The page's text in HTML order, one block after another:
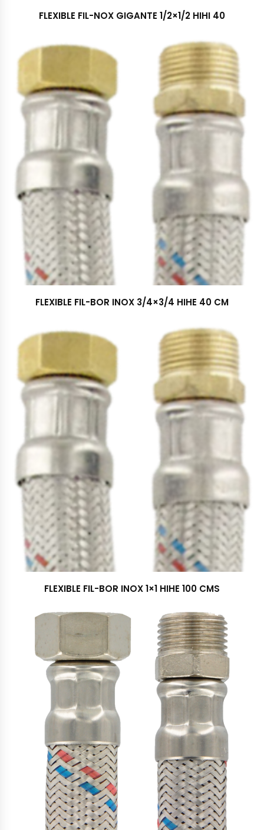
FLEXIBLE FIL-NOX GIGANTE 1/2×1/2 HIHI 40
FLEXIBLE FIL-BOR INOX 3/4×3/4 HIHE 40 CM
FLEXIBLE FIL-BOR INOX 1×1 HIHE 100 CMS